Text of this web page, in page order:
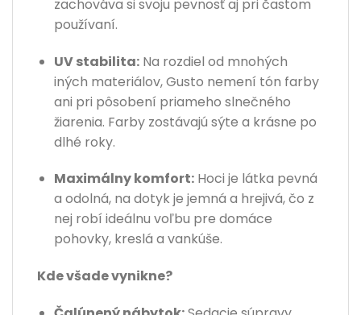
zachováva si svoju pevnosť aj pri častom
používaní.
UV stabilita:Na rozdiel od mnohých
iných materiálov, Gusto nemení tón farby
ani pri pôsobení priameho slnečného
žiarenia. Farby zostávajú sýte a krásne po
dlhé roky.
Maximálny komfort:Hoci je látka pevná
a odolná, na dotyk je jemná a hrejivá, čo z
nej robí ideálnu voľbu pre domáce
pohovky, kreslá a vankúše.
Kde všade vynikne?